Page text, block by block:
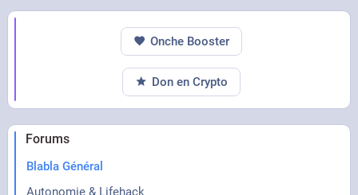
Forums
Blabla Général
Autonomie & Lifehack
Onche Booster
Don en Crypto